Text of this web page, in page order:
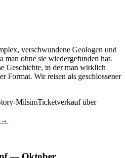
verschwundene Geologen und
man ohne sie wiedergefunden hat.
Geschichte, in der man wirklich
Format. Wir reisen als geschlossener
MilsimTicketverkauf über
→